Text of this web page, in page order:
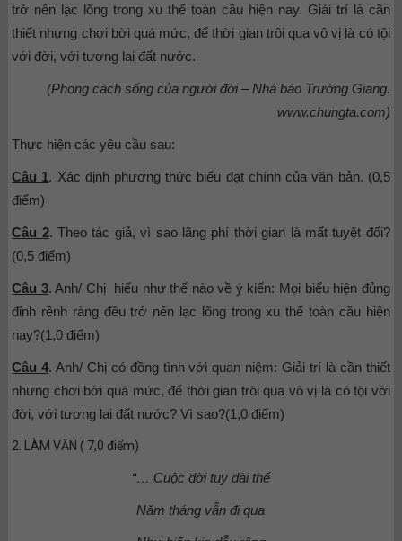
trở nên lạc lõng trong xu thế toàn cầu hiện nay. Giải trí là cần
thiết nhưng chơi bời quá mức, để thời gian trôi qua vô vị là có tội
với đời, với tương lai đất nước.
(Phong cách sống của người đời – Nhà báo Trường Giang.
www.chungta.com)
Thực hiện các yêu cầu sau:
Câu 1. Xác định phương thức biểu đạt chính của văn bản. (0,5
điểm)
Câu 2. Theo tác giả, vì sao lãng phí thời gian là mất tuyệt đối?
(0,5 điểm)
Câu 3. Anh/ Chị hiểu như thế nào về ý kiến: Mọi biểu hiện đủng
đỉnh rềnh ràng đều trở nên lạc lõng trong xu thế toàn cầu hiện
nay?(1,0 điểm)
Câu 4. Anh/ Chị có đồng tình với quan niệm: Giải trí là cần thiết
nhưng chơi bời quá mức, để thời gian trôi qua vô vị là có tội với
đời, với tương lai đất nước? Vì sao?(1,0 điểm)
2. LÀM VĂN ( 7,0 điểm)
“… Cuộc đời tuy dài thế
Năm tháng vẫn đi qua